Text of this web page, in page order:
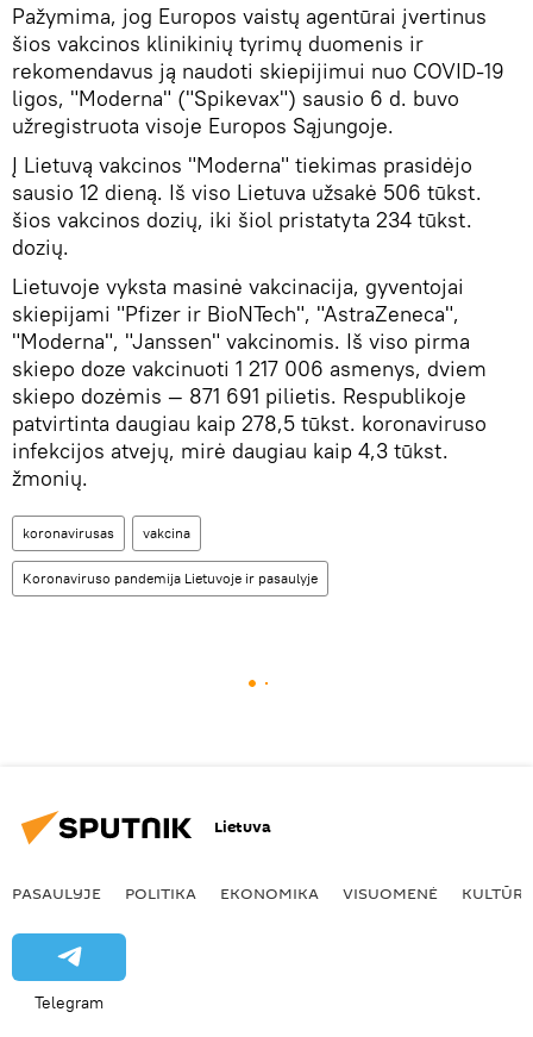
Pažymima, jog Europos vaistų agentūrai įvertinus
šios vakcinos klinikinių tyrimų duomenis ir
rekomendavus ją naudoti skiepijimui nuo COVID-19
ligos, "Moderna" ("Spikevax") sausio 6 d. buvo
užregistruota visoje Europos Sąjungoje.
Į Lietuvą vakcinos "Moderna" tiekimas prasidėjo
sausio 12 dieną. Iš viso Lietuva užsakė 506 tūkst.
šios vakcinos dozių, iki šiol pristatyta 234 tūkst.
dozių.
Lietuvoje vyksta masinė vakcinacija, gyventojai
skiepijami "Pfizer ir BioNTech", "AstraZeneca",
"Moderna", "Janssen" vakcinomis. Iš viso pirma
skiepo doze vakcinuoti 1 217 006 asmenys, dviem
skiepo dozėmis — 871 691 pilietis. Respublikoje
patvirtinta daugiau kaip 278,5 tūkst. koronaviruso
infekcijos atvejų, mirė daugiau kaip 4,3 tūkst.
žmonių.
koronavirusas vakcina
Koronaviruso pandemija Lietuvoje ir pasaulyje
Lietuva
PASAULYJE POLITIKA EKONOMIKA VISUOMENĖ KULTŪRA
Telegram